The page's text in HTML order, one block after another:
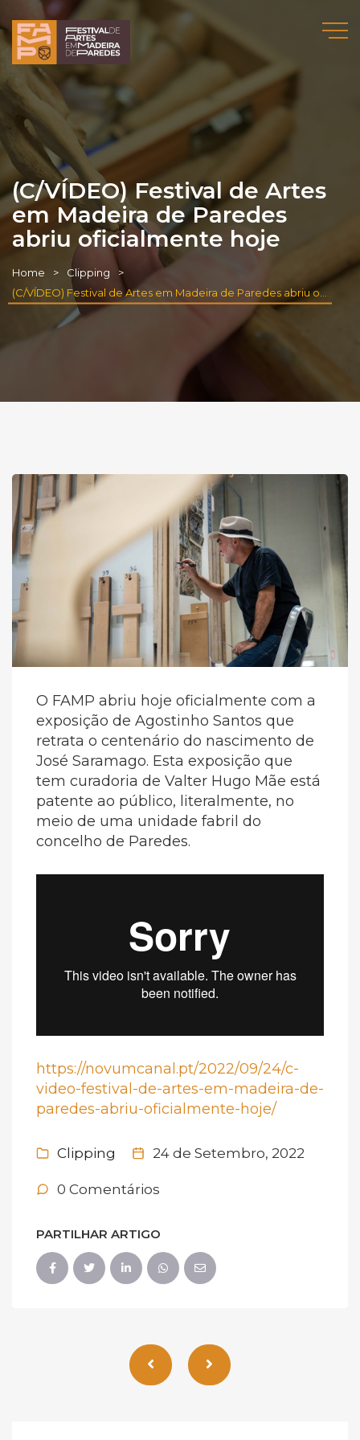
(C/VÍDEO) Festival de Artes
em Madeira de Paredes
abriu oficialmente hoje
Home
Clipping
(C/VÍDEO) Festival de Artes em Madeira de Paredes abriu oficialmente hoje
O FAMP abriu hoje oficialmente com a
exposição de Agostinho Santos que
retrata o centenário do nascimento de
José Saramago. Esta exposição que
tem curadoria de Valter Hugo Mãe está
patente ao público, literalmente, no
meio de uma unidade fabril do
concelho de Paredes.
https://novumcanal.pt/2022/09/24/c-
video-festival-de-artes-em-madeira-de-
paredes-abriu-oficialmente-hoje/
Clipping 24 de Setembro, 2022
0 Comentários
PARTILHAR ARTIGO